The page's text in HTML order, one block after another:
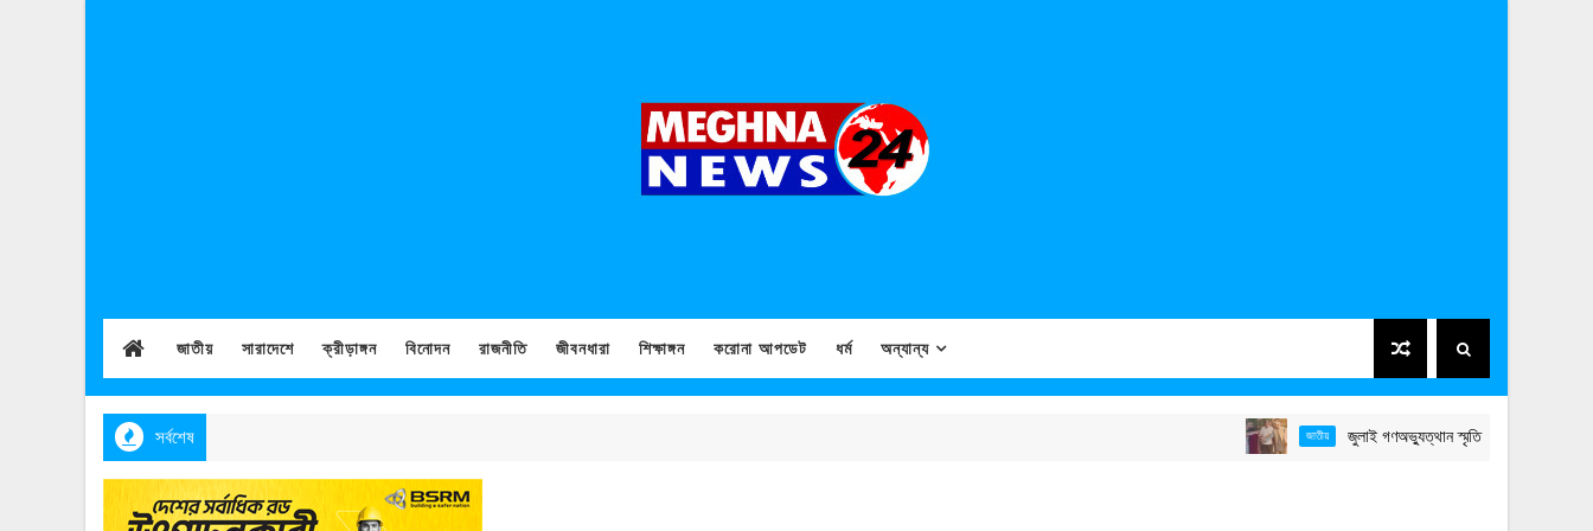
জাতীয় সারাদেশে ক্রীড়াঙ্গন বিনোদন রাজনীতি জীবনধারা শিক্ষাঙ্গন করোনা আপডেট ধর্ম অন্যান্য
সর্বশেষ জাতীয় জুলাই গণঅভ্যুত্থান স্মৃতি জাদুঘর উদ্বোধন করলেন